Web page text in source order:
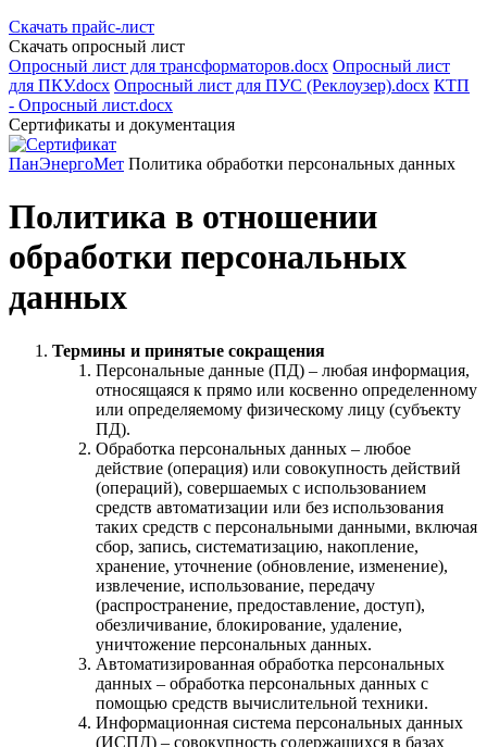
Скачать прайс-лист
Скачать опросный лист
Опросный лист для трансформаторов.docx Опросный лист
для ПКУ.docx Опросный лист для ПУС (Реклоузер).docx КТП
- Опросный лист.docx
Сертификаты и документация
ПанЭнергоМет Политика обработки персональных данных
Политика в отношении
обработки персональных
данных
Термины и принятые сокращения
Персональные данные (ПД) – любая информация,
относящаяся к прямо или косвенно определенному
или определяемому физическому лицу (субъекту
ПД).
Обработка персональных данных – любое
действие (операция) или совокупность действий
(операций), совершаемых с использованием
средств автоматизации или без использования
таких средств с персональными данными, включая
сбор, запись, систематизацию, накопление,
хранение, уточнение (обновление, изменение),
извлечение, использование, передачу
(распространение, предоставление, доступ),
обезличивание, блокирование, удаление,
уничтожение персональных данных.
Автоматизированная обработка персональных
данных – обработка персональных данных с
помощью средств вычислительной техники.
Информационная система персональных данных
(ИСПД) – совокупность содержащихся в базах